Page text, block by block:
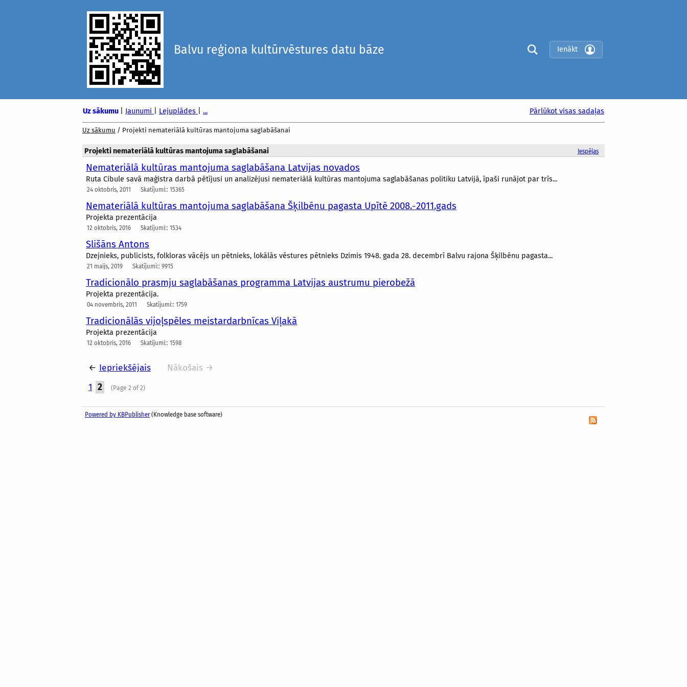
Balvu reģiona kultūrvēstures datu bāze Ienākt
Uz sākumu Jaunumi Lejuplādes ... Pārlūkot visas sadaļas
Uz sākumu / Projekti nemateriālā kultūras mantojuma saglabāšanai
Iespējas
Projekti nemateriālā kultūras mantojuma saglabāšanai
Nemateriālā kultūras mantojuma saglabāšana Latvijas novados
Ruta Cibule savā maģistra darbā pētījusi un analizējusi nemateriālā kultūras mantojuma saglabāšanas politiku Latvijā, īpaši runājot par trīs...
24 oktobris, 2011 Skatījumi:: 15365
Nemateriālā kultūras mantojuma saglabāšana Šķilbēnu pagasta Upītē 2008.-2011.gads
Projekta prezentācija
12 oktobris, 2016 Skatījumi:: 1534
Slišāns Antons
Dzejnieks, publicists, folkloras vācējs un pētnieks, lokālās vēstures pētnieks Dzimis 1948. gada 28. decembrī Balvu rajona Šķilbēnu pagasta...
21 maijs, 2019 Skatījumi:: 9915
Tradicionālo prasmju saglabāšanas programma Latvijas austrumu pierobežā
Projekta prezentācija.
04 novembris, 2011 Skatījumi:: 1759
Tradicionālās vijoļspēles meistardarbnīcas Viļakā
Projekta prezentācija
12 oktobris, 2016 Skatījumi:: 1598
← Iepriekšējais
Nākošais →
1 2 (Page 2 of 2)
Powered by KBPublisher (Knowledge base software)